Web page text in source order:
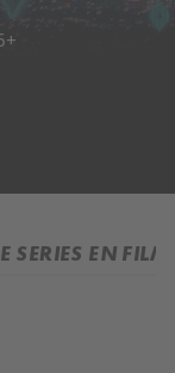
SERIES EN